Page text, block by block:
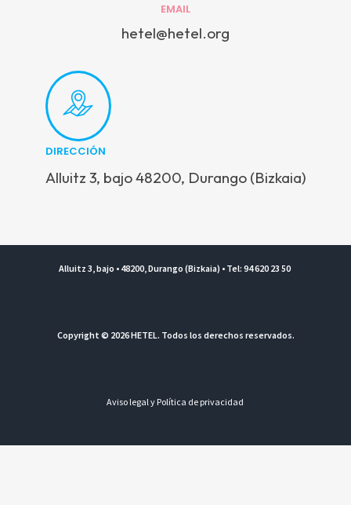
EMAIL
hetel@hetel.org
DIRECCIÓN
Alluitz 3, bajo 48200, Durango (Bizkaia)
Alluitz 3, bajo • 48200, Durango (Bizkaia) • Tel: 94 620 23 50
Copyright © 2026 HETEL. Todos los derechos reservados.
Aviso legal y Política de privacidad